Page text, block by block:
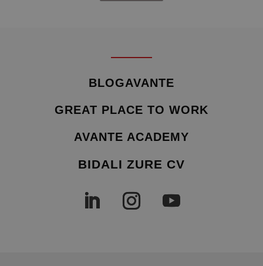
BLOGAVANTE
GREAT PLACE TO WORK
AVANTE ACADEMY
BIDALI ZURE CV